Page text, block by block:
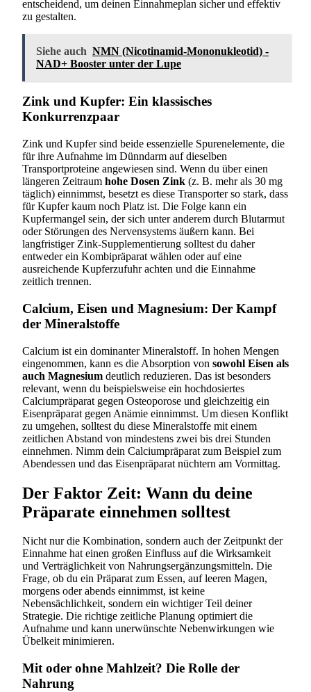
entscheidend, um deinen Einnahmeplan sicher und effektiv
zu gestalten.
Siehe auch NMN (Nicotinamid-Mononukleotid) -
NAD+ Booster unter der Lupe
Zink und Kupfer: Ein klassisches
Konkurrenzpaar
Zink und Kupfer sind beide essenzielle Spurenelemente, die
für ihre Aufnahme im Dünndarm auf dieselben
Transportproteine angewiesen sind. Wenn du über einen
längeren Zeitraum hohe Dosen Zink (z. B. mehr als 30 mg
täglich) einnimmst, besetzt es diese Transporter so stark, dass
für Kupfer kaum noch Platz ist. Die Folge kann ein
Kupfermangel sein, der sich unter anderem durch Blutarmut
oder Störungen des Nervensystems äußern kann. Bei
langfristiger Zink-Supplementierung solltest du daher
entweder ein Kombipräparat wählen oder auf eine
ausreichende Kupferzufuhr achten und die Einnahme
zeitlich trennen.
Calcium, Eisen und Magnesium: Der Kampf
der Mineralstoffe
Calcium ist ein dominanter Mineralstoff. In hohen Mengen
eingenommen, kann es die Absorption von sowohl Eisen als
auch Magnesium deutlich reduzieren. Das ist besonders
relevant, wenn du beispielsweise ein hochdosiertes
Calciumpräparat gegen Osteoporose und gleichzeitig ein
Eisenpräparat gegen Anämie einnimmst. Um diesen Konflikt
zu umgehen, solltest du diese Mineralstoffe mit einem
zeitlichen Abstand von mindestens zwei bis drei Stunden
einnehmen. Nimm dein Calciumpräparat zum Beispiel zum
Abendessen und das Eisenpräparat nüchtern am Vormittag.
Der Faktor Zeit: Wann du deine
Präparate einnehmen solltest
Nicht nur die Kombination, sondern auch der Zeitpunkt der
Einnahme hat einen großen Einfluss auf die Wirksamkeit
und Verträglichkeit von Nahrungsergänzungsmitteln. Die
Frage, ob du ein Präparat zum Essen, auf leeren Magen,
morgens oder abends einnimmst, ist keine
Nebensächlichkeit, sondern ein wichtiger Teil deiner
Strategie. Die richtige zeitliche Planung optimiert die
Aufnahme und kann unerwünschte Nebenwirkungen wie
Übelkeit minimieren.
Mit oder ohne Mahlzeit? Die Rolle der
Nahrung